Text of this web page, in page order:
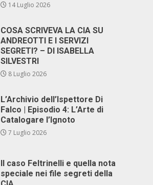
14 Luglio 2026
COSA SCRIVEVA LA CIA SU
ANDREOTTI E I SERVIZI
SEGRETI? – DI ISABELLA
SILVESTRI
8 Luglio 2026
L’Archivio dell’Ispettore Di
Falco | Episodio 4: L’Arte di
Catalogare l’Ignoto
7 Luglio 2026
Il caso Feltrinelli e quella nota
speciale nei file segreti della